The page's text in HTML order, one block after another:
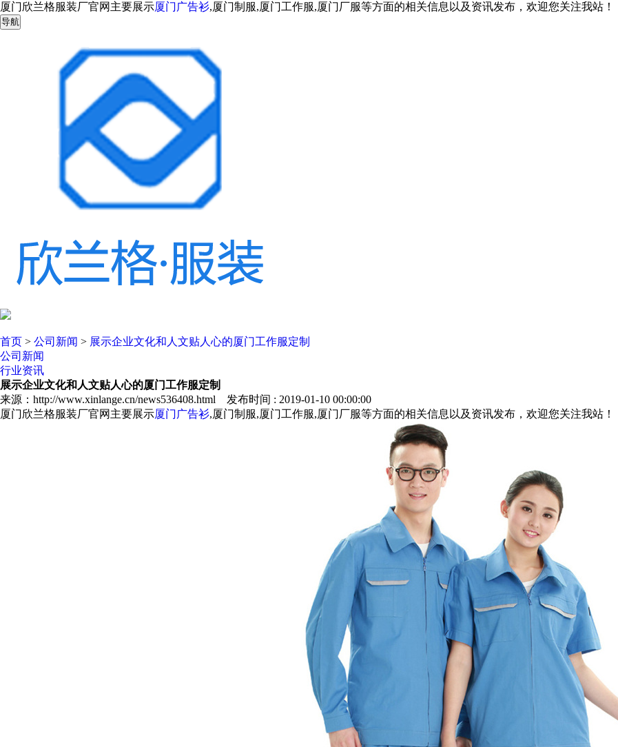
厦门欣兰格服装厂官网主要展示厦门广告衫,厦门制服,厦门工作服,厦门厂服等方面的相关信息以及资讯发布，欢迎您关注我站！
导航
首页 > 公司新闻 > 展示企业文化和人文贴人心的厦门工作服定制
公司新闻
行业资讯
展示企业文化和人文贴人心的厦门工作服定制
来源：http://www.xinlange.cn/news536408.html 发布时间 : 2019-01-10 00:00:00
厦门欣兰格服装厂官网主要展示厦门广告衫,厦门制服,厦门工作服,厦门厂服等方面的相关信息以及资讯发布，欢迎您关注我站！